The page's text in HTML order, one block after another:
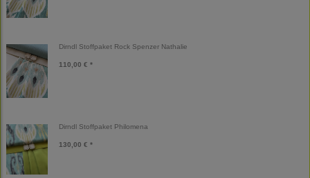
Dirndl Stoffpaket Rock Spenzer Nathalie
110,00 € *
Dirndl Stoffpaket Philomena
130,00 € *